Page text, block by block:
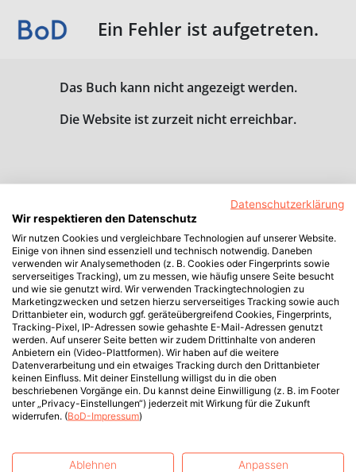
Ein Fehler ist aufgetreten.
Das Buch kann nicht angezeigt werden.
Die Website ist zurzeit nicht erreichbar.
Datenschutzerklärung
Wir respektieren den Datenschutz
Wir nutzen Cookies und vergleichbare Technologien auf unserer Website.
Einige von ihnen sind essenziell und technisch notwendig. Daneben
verwenden wir Analysemethoden (z. B. Cookies oder Fingerprints sowie
serverseitiges Tracking), um zu messen, wie häufig unsere Seite besucht
und wie sie genutzt wird. Wir verwenden Trackingtechnologien zu
Marketingzwecken und setzen hierzu serverseitiges Tracking sowie auch
Drittanbieter ein, wodurch ggf. geräteübergreifend Cookies, Fingerprints,
Tracking-Pixel, IP-Adressen sowie gehashte E-Mail-Adressen genutzt
werden. Auf unserer Seite betten wir zudem Drittinhalte von anderen
Anbietern ein (Video-Plattformen). Wir haben auf die weitere
Datenverarbeitung und ein etwaiges Tracking durch den Drittanbieter
keinen Einfluss. Mit deiner Einstellung willigst du in die oben
beschriebenen Vorgänge ein. Du kannst deine Einwilligung (z. B. im Footer
unter „Privacy-Einstellungen“) jederzeit mit Wirkung für die Zukunft
widerrufen. (BoD-Impressum)
Ablehnen Anpassen